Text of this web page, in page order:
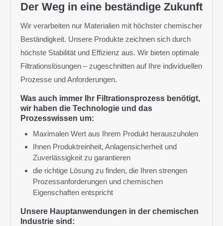
Der Weg in eine beständige Zukunft
Wir verarbeiten nur Materialien mit höchster chemischer
Beständigkeit. Unsere Produkte zeichnen sich durch
höchste Stabilität und Effizienz aus. Wir bieten optimale
Filtrationslösungen – zugeschnitten auf Ihre individuellen
Prozesse und Anforderungen.
Was auch immer Ihr Filtrationsprozess benötigt,
wir haben die Technologie und das
Prozesswissen um:
Maximalen Wert aus Ihrem Produkt herauszuholen
Ihnen Produktreinheit, Anlagensicherheit und
Zuverlässigkeit zu garantieren
die richtige Lösung zu finden, die Ihren strengen
Prozessanforderungen und chemischen
Eigenschaften entspricht
Unsere Hauptanwendungen in der chemischen
Industrie sind: